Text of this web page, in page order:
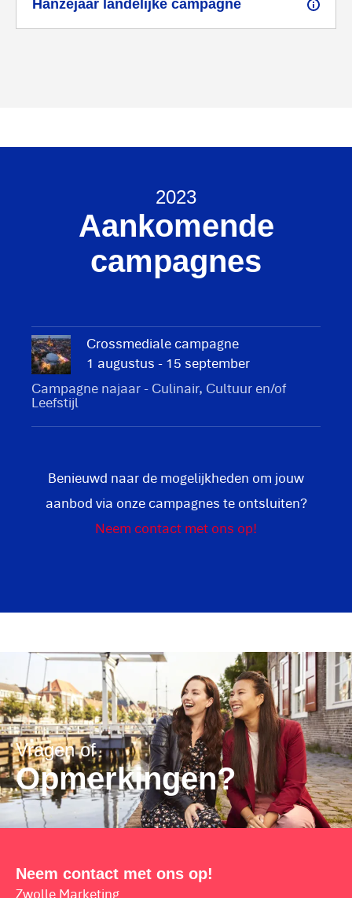
Hanzejaar landelijke campagne
2023
Aankomende
campagnes
Crossmediale campagne
1 augustus - 15 september
Campagne najaar - Culinair, Cultuur en/of
Leefstijl
Benieuwd naar de mogelijkheden om jouw
aanbod via onze campagnes te ontsluiten?
Neem contact met ons op!
Vragen of
Opmerkingen?
Neem contact met ons op!
Zwolle Marketing